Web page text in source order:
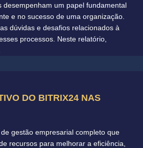
desempenham um papel fundamental
e no sucesso de uma organização.
dúvidas e desafios relacionados à
processos. Neste relatório,
DO BITRIX24 NAS
gestão empresarial completo que
recursos para melhorar a eficiência,